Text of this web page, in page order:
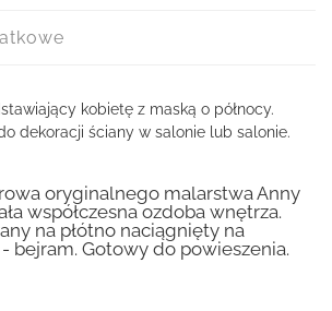
kobietę z maską o północy.
dekoracji ściany w salonie lub salonie.
oryginalnego malarstwa Anny
współczesna ozdoba wnętrza.
na płótno naciągnięty na
bejram. Gotowy do powieszenia.